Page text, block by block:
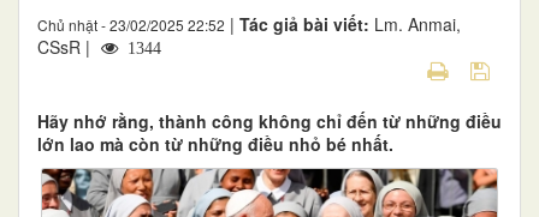
Chủ nhật - 23/02/2025 22:52 | Tác giả bài viết: Lm. Anmai,
CSsR |
1344
Hãy nhớ rằng, thành công không chỉ đến từ những điều
lớn lao mà còn từ những điều nhỏ bé nhất.